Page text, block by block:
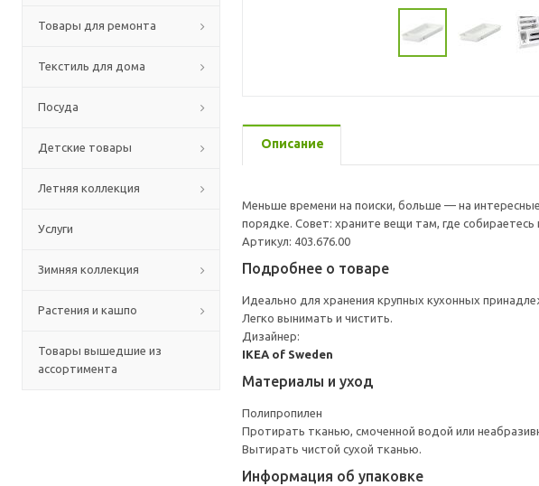
Товары для ремонта
Текстиль для дома
Посуда
Детские товары
Летняя коллекция
Услуги
Зимняя коллекция
Растения и кашпо
Товары вышедшие из
ассортимента
Описание
Меньше времени на поиски, больше — на
порядке. Совет: храните вещи там, где
Артикул: 403.676.00
Подробнее о товаре
Идеально для хранения крупных кухонных
Легко вынимать и чистить.
Дизайнер:
IKEA of Sweden
Материалы и уход
Полипропилен
Протирать тканью, смоченной водой или
Вытирать чистой сухой тканью.
Информация об упаковке